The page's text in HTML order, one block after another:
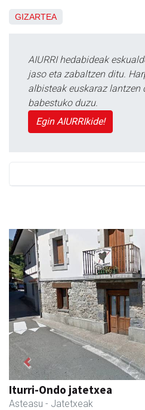
GIZARTEA
AIURRI hedabideak
jaso eta zabaltzen ditu.
albisteak euskaraz lantzen
babestuko duzu.
Egin AIURRIkide!
Iturri-Ondo jatetxea
Asteasu - Jatetxeak
Previous